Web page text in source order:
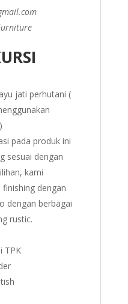
jati perhutani (
pada produk ini
sesuai dengan
kami
dengan
dengan berbagai
rustic.
TPK